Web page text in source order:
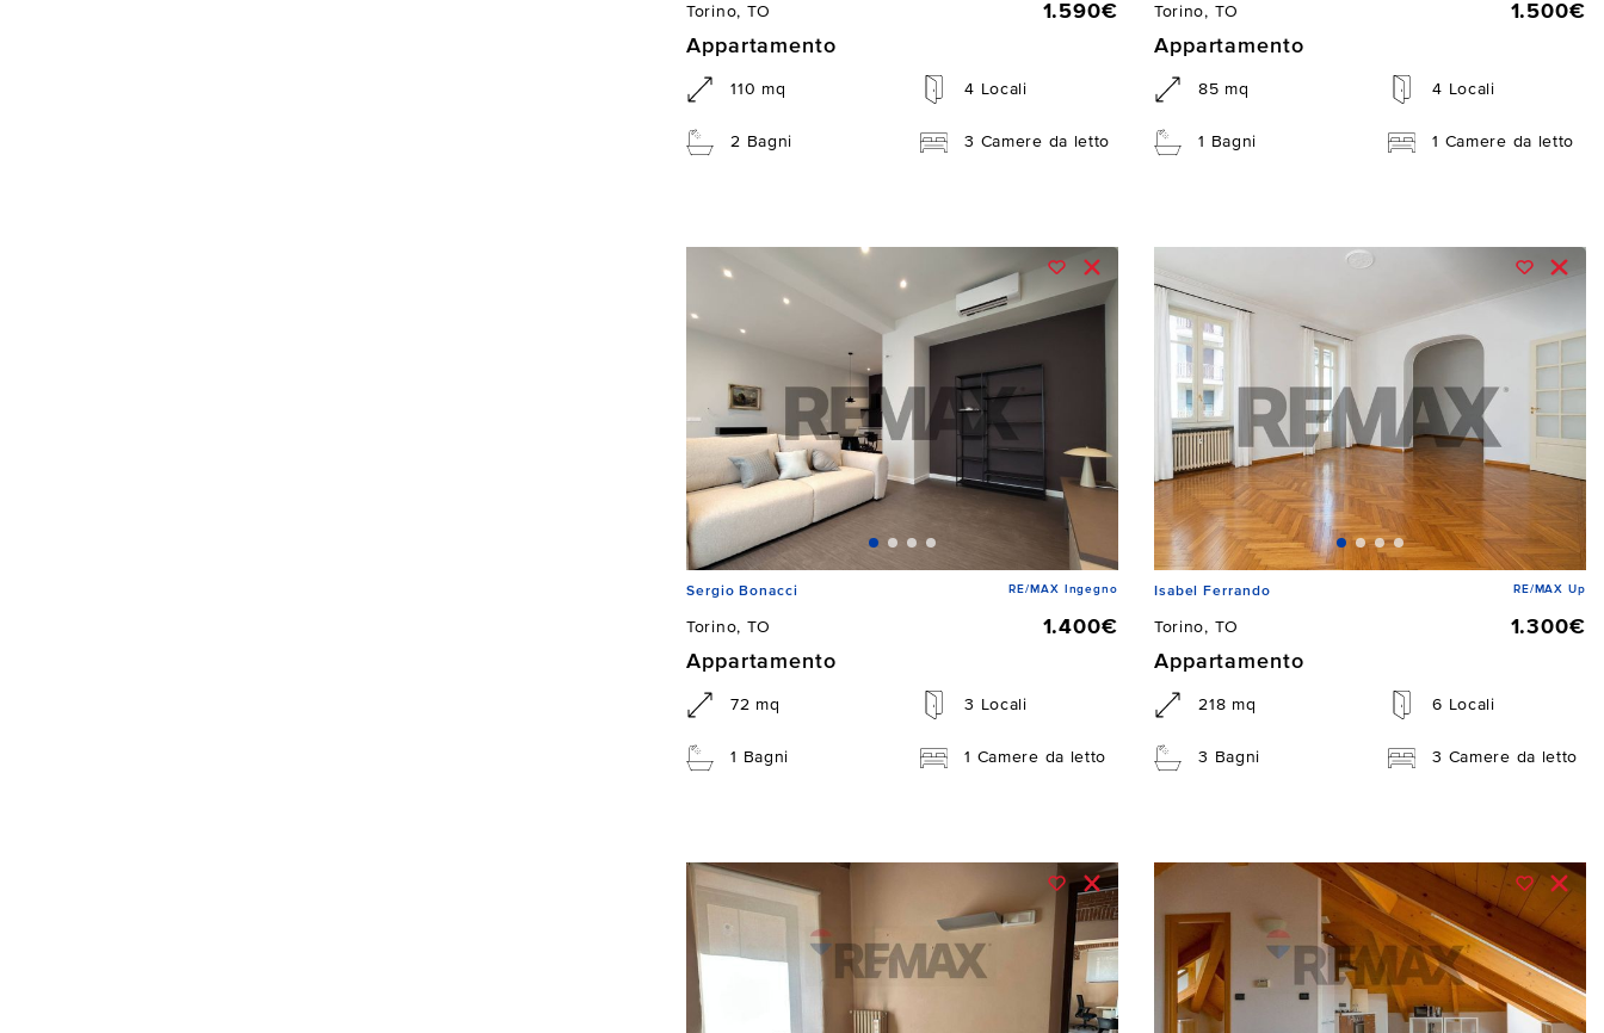
Torino, TO
1.590€
Appartamento
110 mq 4 Locali
2 Bagni 3 Camere da letto
Torino, TO
1.500€
Appartamento
85 mq 4 Locali
1 Bagni 1 Camere da letto
Sergio Bonacci RE/MAX Ingegno
Torino, TO
1.400€
Appartamento
72 mq 3 Locali
1 Bagni 1 Camere da letto
Isabel Ferrando RE/MAX Up
Torino, TO
1.300€
Appartamento
218 mq 6 Locali
3 Bagni 3 Camere da letto